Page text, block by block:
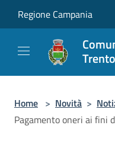
Regione Campania
Home > Novità >
Pagamento oneri ai fini